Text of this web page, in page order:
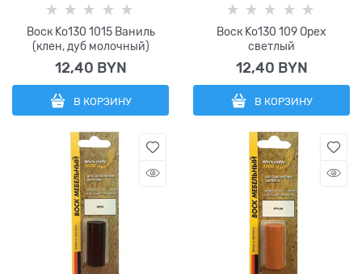
Воск Ko130 1015 Ваниль
(клен, дуб молочный)
12,40 BYN
В КОРЗИНУ
Воск Ko130 109 Орех
светлый
12,40 BYN
В КОРЗИНУ